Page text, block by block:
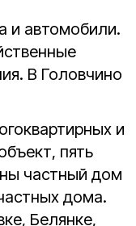
и автомобили.
В Головчино
и
пять
частный дом
дома.
Белянке,